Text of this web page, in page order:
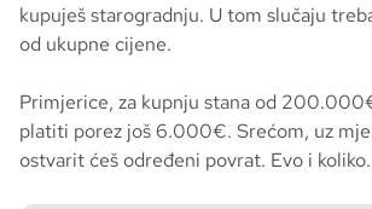
kupuješ starogradnju. U tom slučaju
od ukupne cijene.
Primjerice, za kupnju stana od
platiti porez još 6.000€. Srećom, uz
ostvarit ćeš određeni povrat. Evo i koliko.